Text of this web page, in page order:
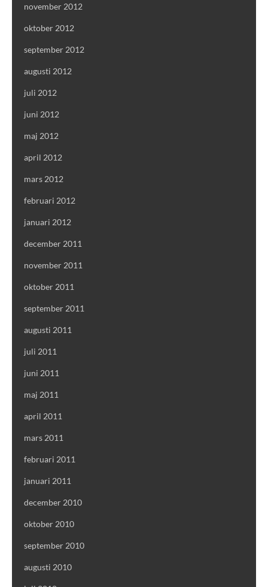
november 2012
oktober 2012
september 2012
augusti 2012
juli 2012
juni 2012
maj 2012
april 2012
mars 2012
februari 2012
januari 2012
december 2011
november 2011
oktober 2011
september 2011
augusti 2011
juli 2011
juni 2011
maj 2011
april 2011
mars 2011
februari 2011
januari 2011
december 2010
oktober 2010
september 2010
augusti 2010